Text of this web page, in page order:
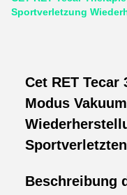
Sportverletzung
Cet RET Tecar
Modus
Sportverletzten
Beschreibung